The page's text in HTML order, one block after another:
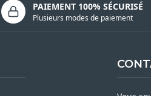
PAIEMENT 100% SÉCURISÉ
Plusieurs modes de paiement